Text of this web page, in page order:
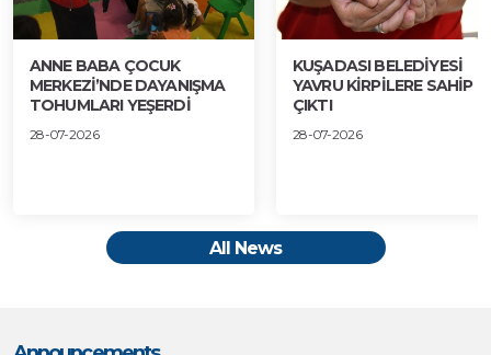
ANNE BABA ÇOCUK
MERKEZİ’NDE DAYANIŞMA
TOHUMLARI YEŞERDİ
28-07-2026
KUŞADASI BELEDİYESİ
YAVRU KİRPİLERE SAHİP
ÇIKTI
28-07-2026
All News